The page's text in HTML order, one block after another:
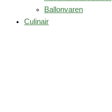
Ballonvaren
Culinair